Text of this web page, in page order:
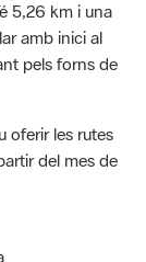
oferir les rutes
del mes de